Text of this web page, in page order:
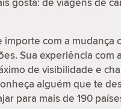
com a mudança
Sua experiência com
de visibilidade e
alguém que te
para mais de 190